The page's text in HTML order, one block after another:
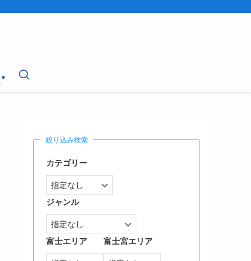
絞り込み検索
カテゴリー
ジャンル
富士エリア 富士宮エリア